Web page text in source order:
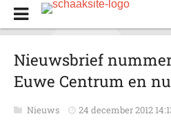
Nieuwsbrief
Euwe Centrum en
Nieuws 24 december 2012